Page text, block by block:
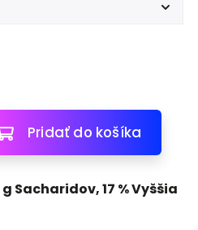
Pridať do košíka
Sacharidov, 17 % Vyššia